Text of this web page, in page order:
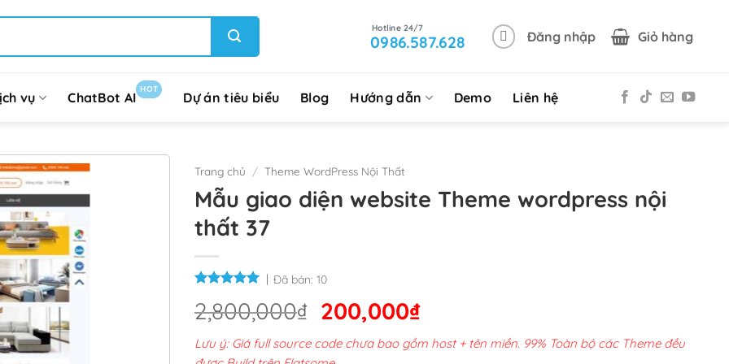
0986.587.628 Đăng nhập Giỏ hàng
vụ ChatBot AI
HOT
Dự án tiêu biểu Blog Hướng dẫn Demo Liên hệ
Trang chủ / Theme WordPress Nội Thất
Mẫu giao diện website Theme wordpress nội
thất 37
Đã bán: 10
2,800,000₫ Giá
gốc
là:
200,000₫Giá
hiện
tại
Lưu ý: Giá full source code chưa bao gồm host + tên miền. 99% Toàn bộ các Theme đều